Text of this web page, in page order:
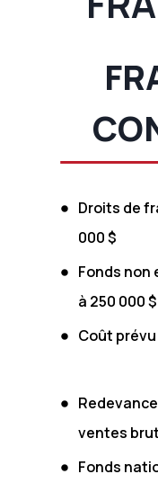
Droits de
000 $
Fonds non
à 250 000 $
Coût prévu
ventes
Fonds